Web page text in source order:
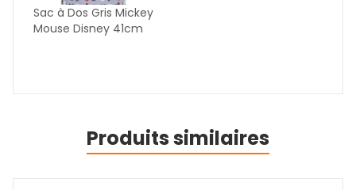
Sac à Dos Gris Mickey
Mouse Disney 41cm
Produits similaires